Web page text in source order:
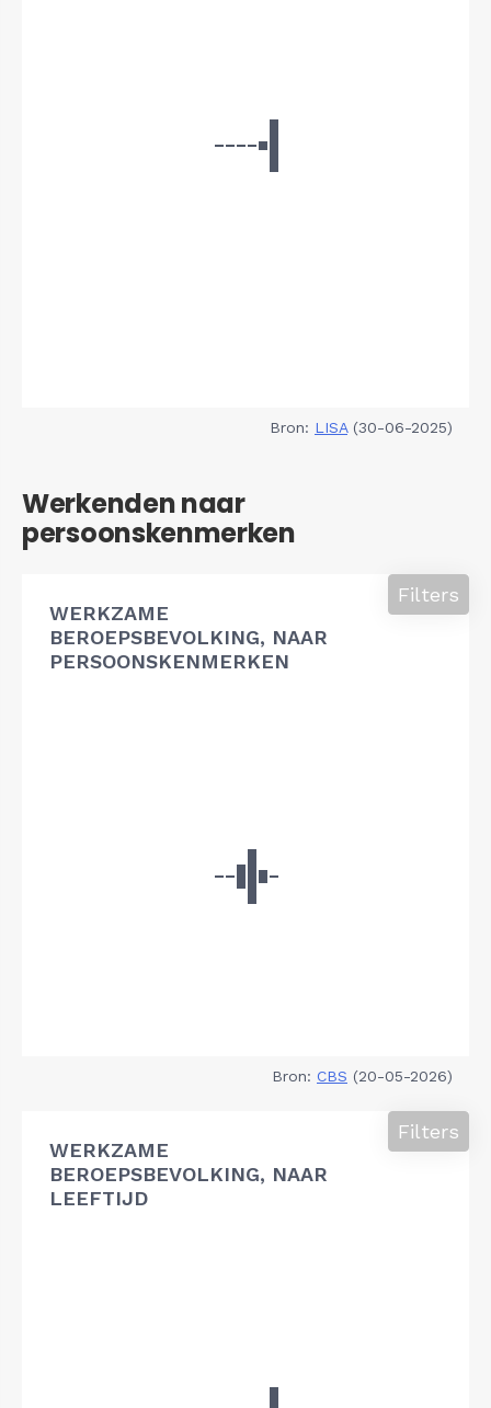
Bron: LISA(30-06-2025)
Werkenden naar
persoonskenmerken
WERKZAME
BEROEPSBEVOLKING, NAAR
PERSOONSKENMERKEN
Filters
Bron: CBS (20-05-2026)
WERKZAME
BEROEPSBEVOLKING, NAAR
LEEFTIJD
Filters